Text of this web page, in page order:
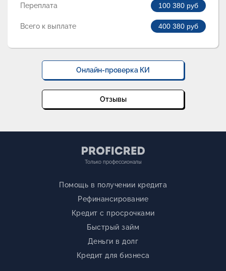
Переплата 100 380 руб
Всего к выплате 400 380 руб
Онлайн-проверка КИ
Отзывы
Только профессионалы
Помощь в получении кредита
Рефинансирование
Кредит с просрочками
Быстрый займ
Деньги в долг
Кредит для бизнеса